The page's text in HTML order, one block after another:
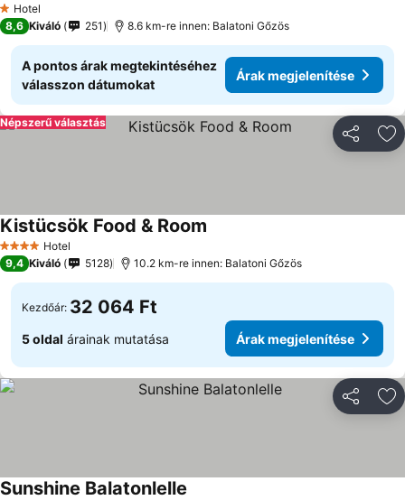
1 Kategória
Hotel
8,6 Kiváló 251 8.6 km-re innen: Balatoni Gőzös
A pontos árak megtekintéséhez
válasszon dátumokat
Árak megjelenítése
Népszerű választás
4 KategóriaHotel
Kistücsök Food & Room
9,4 Kiváló 5128 10.2 km-re innen: Balatoni Gőzös
Kezdőár: 32 064 Ft
5 oldal árainak mutatása Árak megjelenítése
Sunshine Balatonlelle